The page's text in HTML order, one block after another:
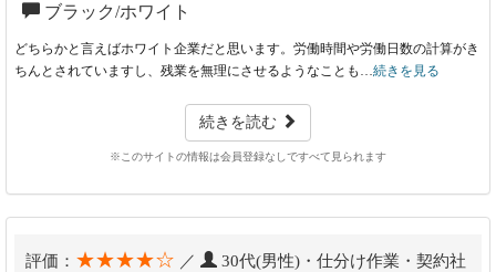
ブラック/ホワイト
どちらかと言えばホワイト企業だと思います。労働時間や労働日数の計算がき
ちんとされていますし、残業を無理にさせるようなことも… 続きを見る
続きを読む
※このサイトの情報は会員登録なしですべて見られます
評価： ★★★★☆ ／
30代(男性)・仕分け作業・契約社